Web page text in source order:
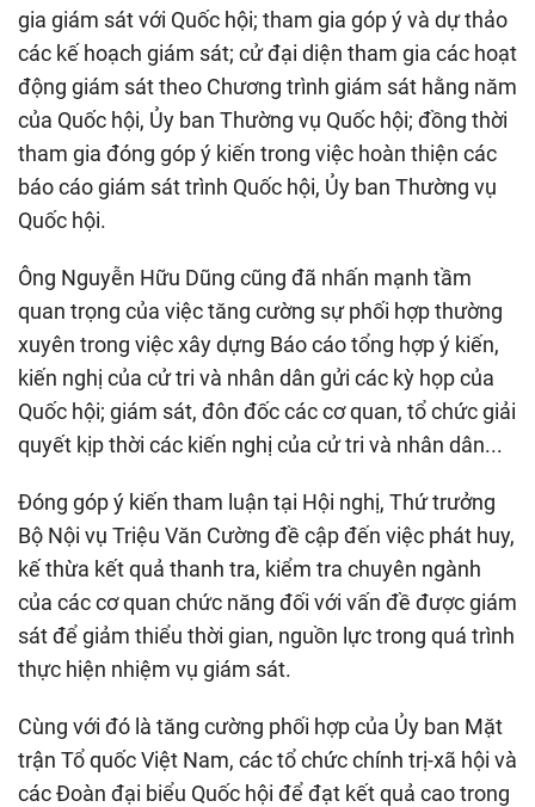
gia giám sát với Quốc hội; tham gia góp ý và dự thảo
các kế hoạch giám sát; cử đại diện tham gia các hoạt
động giám sát theo Chương trình giám sát hằng năm
của Quốc hội, Ủy ban Thường vụ Quốc hội; đồng thời
tham gia đóng góp ý kiến trong việc hoàn thiện các
báo cáo giám sát trình Quốc hội, Ủy ban Thường vụ
Quốc hội.
Ông Nguyễn Hữu Dũng cũng đã nhấn mạnh tầm
quan trọng của việc tăng cường sự phối hợp thường
xuyên trong việc xây dựng Báo cáo tổng hợp ý kiến,
kiến nghị của cử tri và nhân dân gửi các kỳ họp của
Quốc hội; giám sát, đôn đốc các cơ quan, tổ chức giải
quyết kịp thời các kiến nghị của cử tri và nhân dân...
Đóng góp ý kiến tham luận tại Hội nghị, Thứ trưởng
Bộ Nội vụ Triệu Văn Cường đề cập đến việc phát huy,
kế thừa kết quả thanh tra, kiểm tra chuyên ngành
của các cơ quan chức năng đối với vấn đề được giám
sát để giảm thiểu thời gian, nguồn lực trong quá trình
thực hiện nhiệm vụ giám sát.
Cùng với đó là tăng cường phối hợp của Ủy ban Mặt
trận Tổ quốc Việt Nam, các tổ chức chính trị-xã hội và
các Đoàn đại biểu Quốc hội để đạt kết quả cao trong